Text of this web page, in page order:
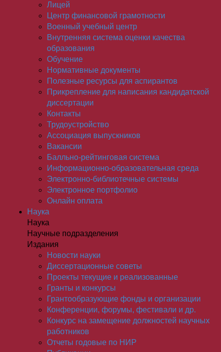
Лицей
Центр финансовой грамотности
Военный учебный центр
Внутренняя система оценки качества
образования
Обучение
Нормативные документы
Полезные ресурсы для аспирантов
Прикрепление для написания кандидатской
диссертации
Контакты
Трудоустройство
Ассоциация выпускников
Вакансии
Балльно-рейтинговая система
Информационно-образовательная среда
Электронно-библиотечные системы
Электронное портфолио
Онлайн оплата
Наука
Наука
Научные подразделения
Издания
Новости науки
Диссертационные советы
Проекты текущие и реализованные
Гранты и конкурсы
Грантообразующие фонды и организации
Конференции, форумы, фестивали и др.
Конкурс на замещение должностей научных
работников
Отчеты годовые по НИР